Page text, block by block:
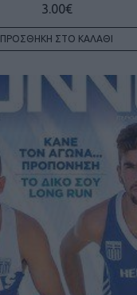
3.00€
ΠΡΟΣΘΉΚΗ ΣΤΟ ΚΑΛΆΘΙ